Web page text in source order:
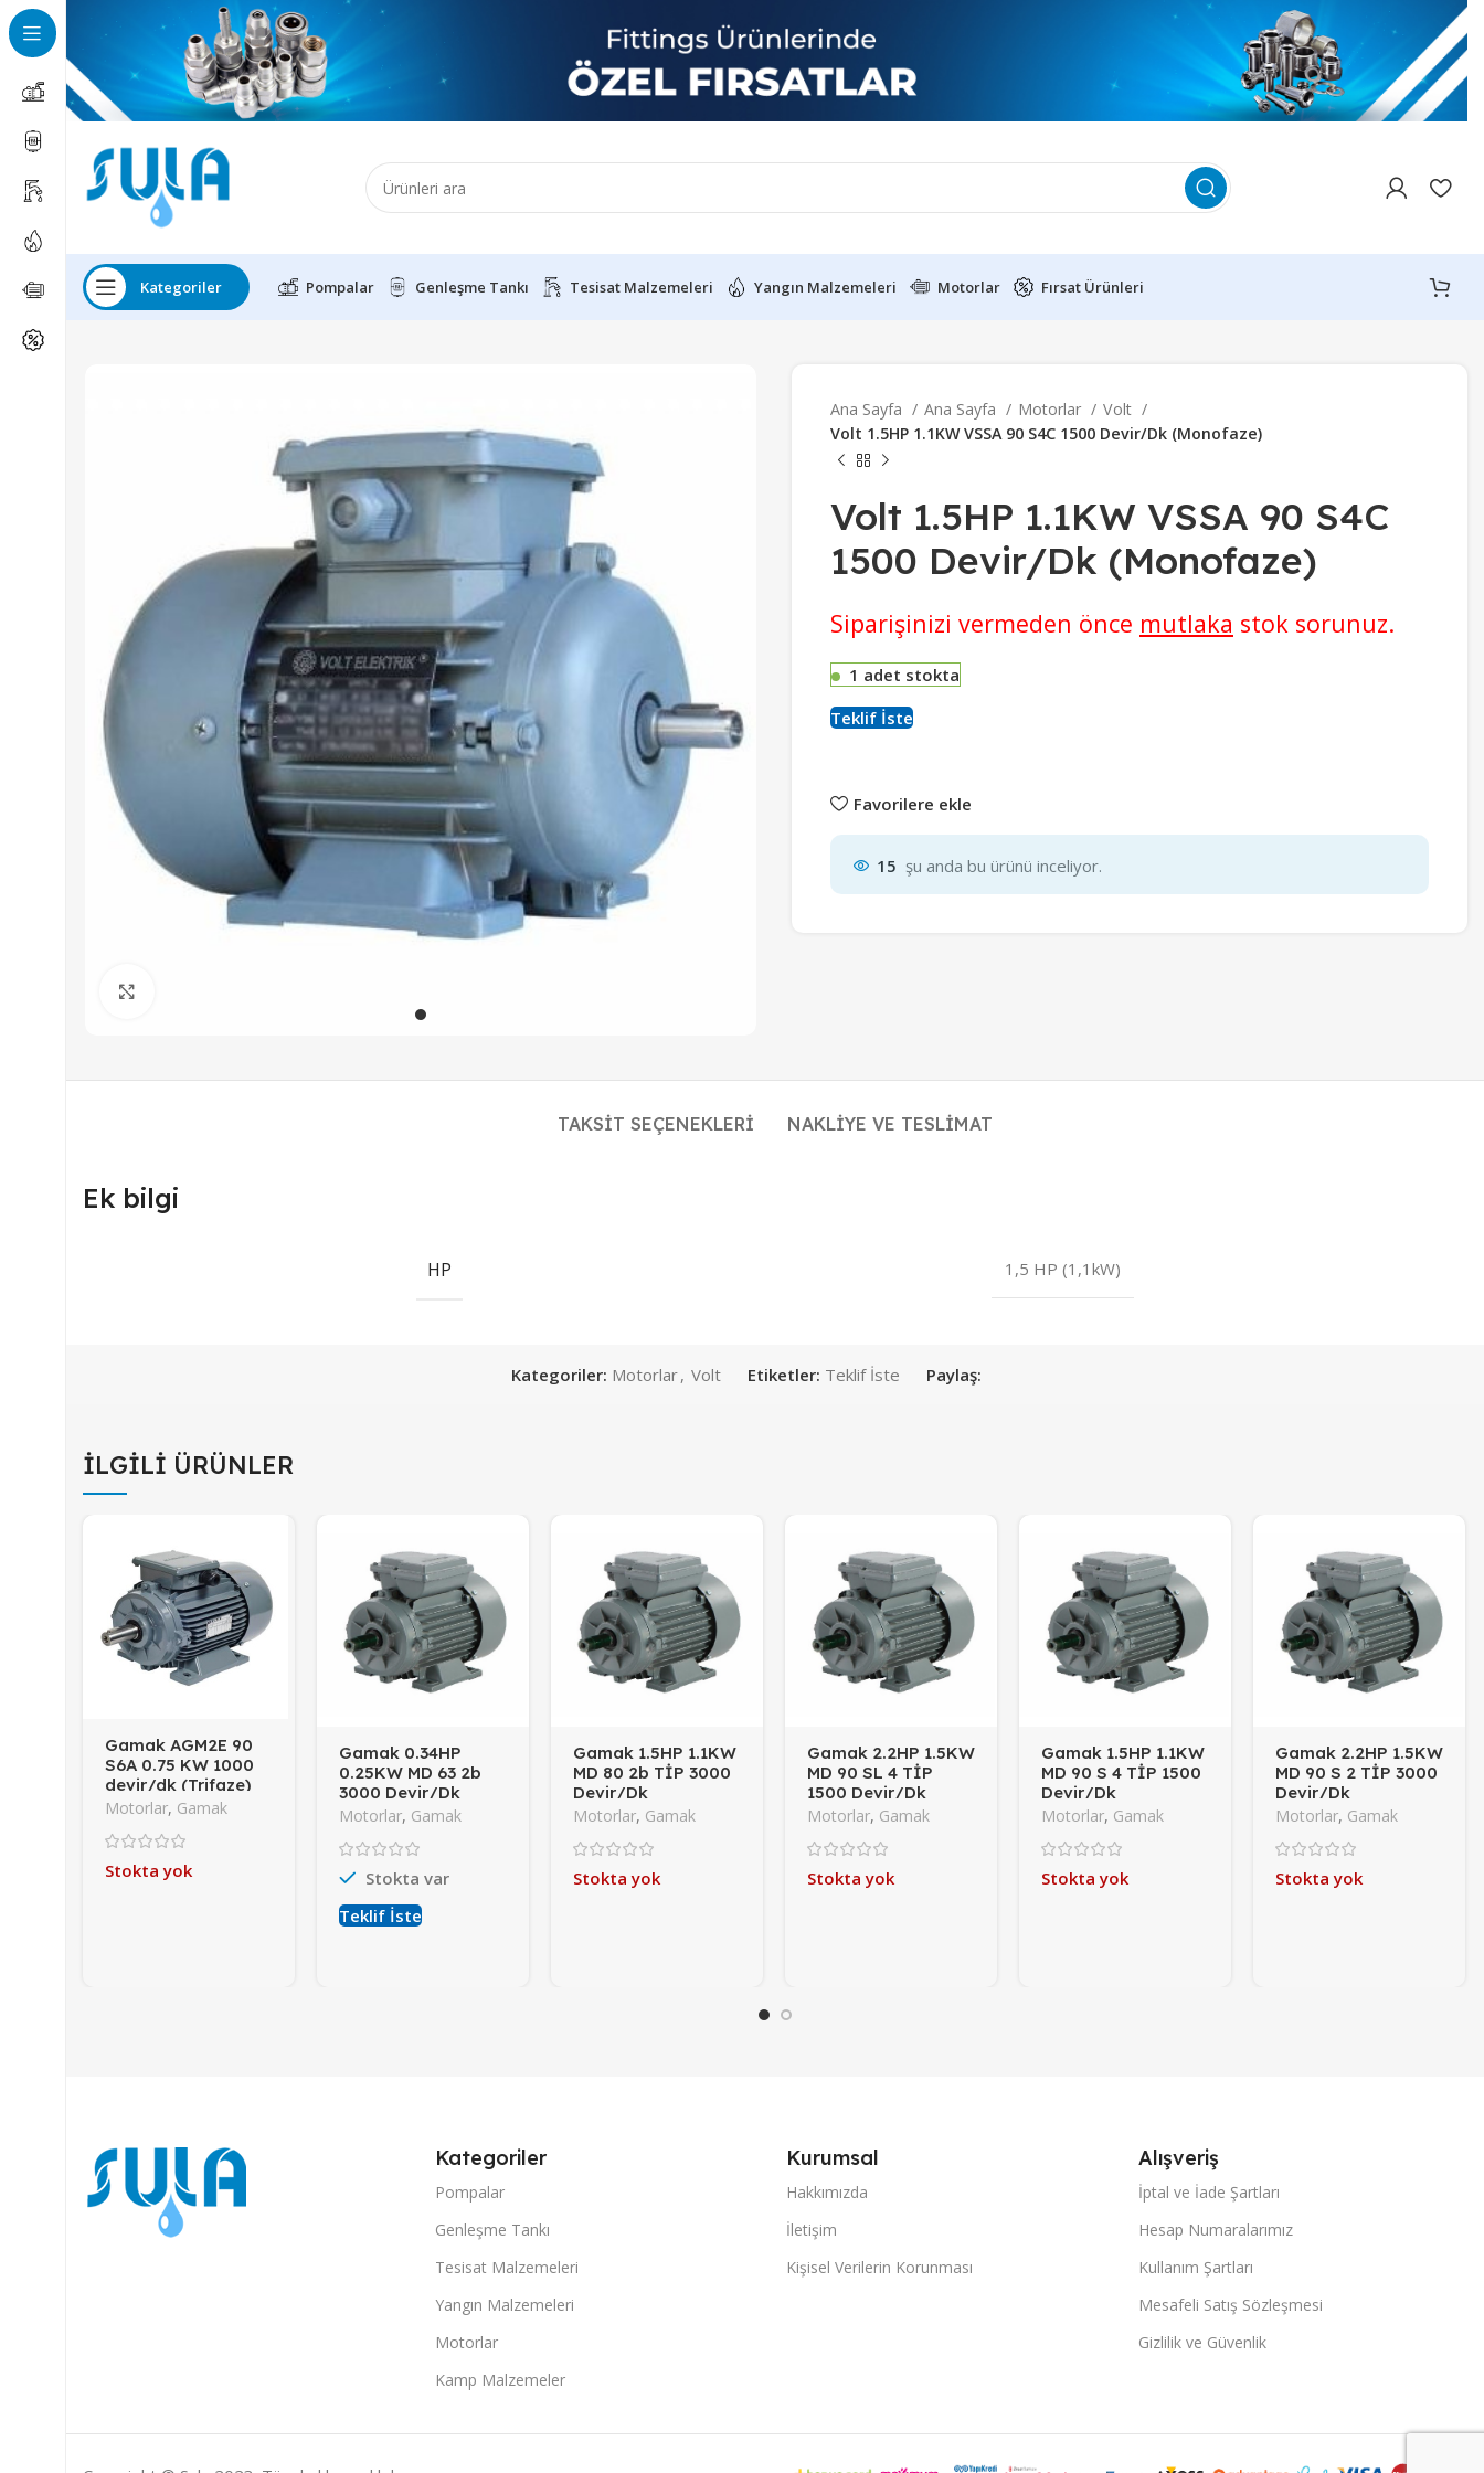
Kategoriler Pompalar Genleşme Tankı Tesisat Malzemeleri Yangın Malzemeleri Motorlar Fırsat Ürünleri
Ana Sayfa Ana Sayfa Motorlar
Volt
Volt 1.5HP 1.1KW VSSA 90 S4C 1500 Devir/Dk (Monofaze)
Volt 1.5HP 1.1KW VSSA 90 S4C
1500 Devir/Dk (Monofaze)
Siparişinizi vermeden önce mutlaka stok sorunuz.
1 adet stokta
Teklif İste
Favorilere ekle
15 şu anda bu ürünü inceliyor.
TAKSIT SEÇENEKLERI NAKLIYE VE TESLIMAT
Ek bilgi
HP 1,5 HP (1,1kW)
Kategoriler: Motorlar, Volt Etiketler: Teklif İste Paylaş:
İLGILI ÜRÜNLER
Gamak AGM2E 90
S6A 0.75 KW 1000
devir/dk (Trifaze)
Motorlar, Gamak
Stokta yok
Gamak 0.34HP
0.25KW MD 63 2b
3000 Devir/Dk
(Monofaze)
Motorlar, Gamak
Stokta var
Teklif İste
Gamak 1.5HP 1.1KW
MD 80 2b TİP 3000
Devir/Dk
(Monofaze)
Motorlar, Gamak
Stokta yok
Gamak 2.2HP 1.5KW
MD 90 SL 4 TİP
1500 Devir/Dk
(Monofaze)
Motorlar, Gamak
Stokta yok
Gamak 1.5HP 1.1KW
MD 90 S 4 TİP 1500
Devir/Dk
(Monofaze)
Motorlar, Gamak
Stokta yok
Gamak 2.2HP 1.5KW
MD 90 S 2 TİP 3000
Devir/Dk
(Monofaze)
Motorlar, Gamak
Stokta yok
Kategoriler
Pompalar
Genleşme Tankı
Tesisat Malzemeleri
Yangın Malzemeleri
Motorlar
Kamp Malzemeler
Kurumsal
Hakkımızda
İletişim
Kişisel Verilerin Korunması
Alışveriş
İptal ve İade Şartları
Hesap Numaralarımız
Kullanım Şartları
Mesafeli Satış Sözleşmesi
Gizlilik ve Güvenlik